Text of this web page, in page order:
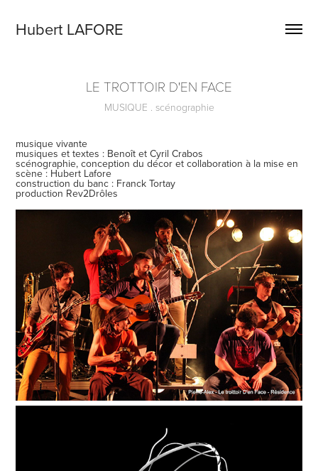
Hubert LAFORE
LE TROTTOIR D'EN FACE
MUSIQUE . scénographie
musique vivante
musiques et textes : Benoît et Cyril Crabos
scénographie, conception du décor et collaboration à la mise en
scène : Hubert Lafore
construction du banc : Franck Tortay
production Rev2Drôles